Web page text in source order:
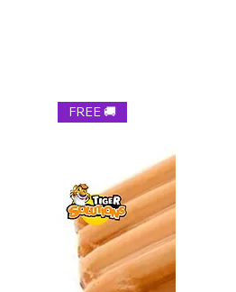
FREE 🚚
Solo recibir el
esta marca.